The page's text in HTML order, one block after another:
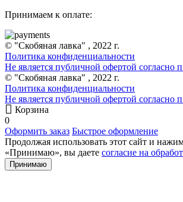
Принимаем к оплате:
© "Скобяная лавка" , 2022 г.
Политика конфиденциальности
Не является публичной офертой согласно
© "Скобяная лавка" , 2022 г.
Политика конфиденциальности
Не является публичной офертой согласно
Корзина
0
Оформить заказ Быстрое оформление
Продолжая использовать этот сайт и
«Принимаю», вы даете согласие на
Принимаю